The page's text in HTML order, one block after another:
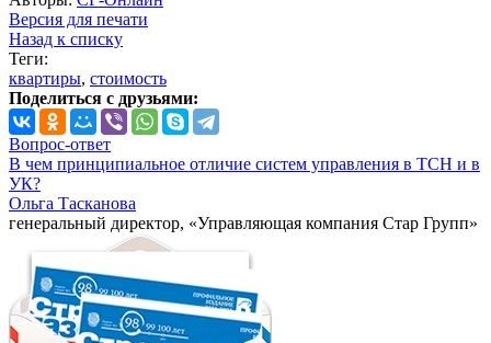
Версия для печати
Назад к списку
Теги:
квартиры, стоимость
Поделиться с друзьями:
Вопрос-ответ
В чем принципиальное отличие систем управления в ТСН и в
УК?
Ольга Тасканова
генеральный директор, «Управляющая компания Стар Групп»